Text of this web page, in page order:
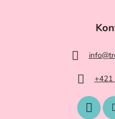
info@
+421